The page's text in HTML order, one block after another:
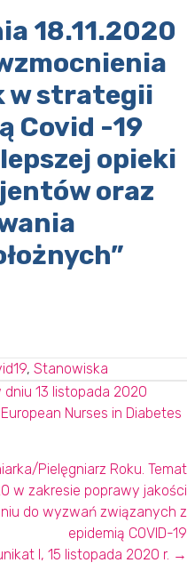
18.11.2020
w strategii
Covid -19
opieki
oraz
, Stanowiska
13 listopada 2020
Nurses in Diabetes
Pielęgniarz Roku. Temat
w zakresie poprawy jakości
do wyzwań związanych z
epidemią COVID-19
I, 15 listopada 2020 r. →